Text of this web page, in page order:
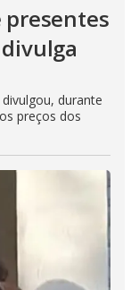
presentes
durante
preços dos